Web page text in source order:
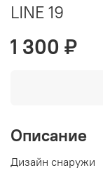
LINE 19
1 300 ₽
Описание
Дизайн снаружи